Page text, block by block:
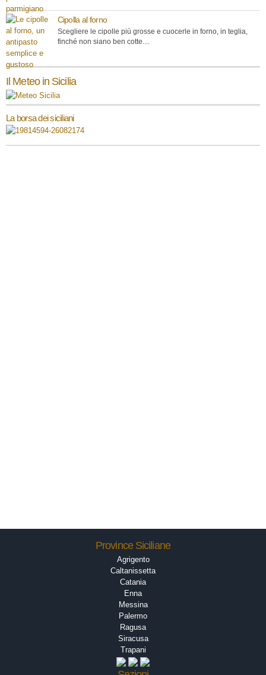
Cipolla al forno
Scegliere le cipolle più grosse e cuocerle in forno, in teglia,
finché non siano ben cotte....
Il Meteo in Sicilia
La borsa dei siciliani
Province Siciliane
Agrigento
Caltanissetta
Catania
Enna
Messina
Palermo
Ragusa
Siracusa
Trapani